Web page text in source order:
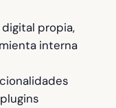
propia,
interna